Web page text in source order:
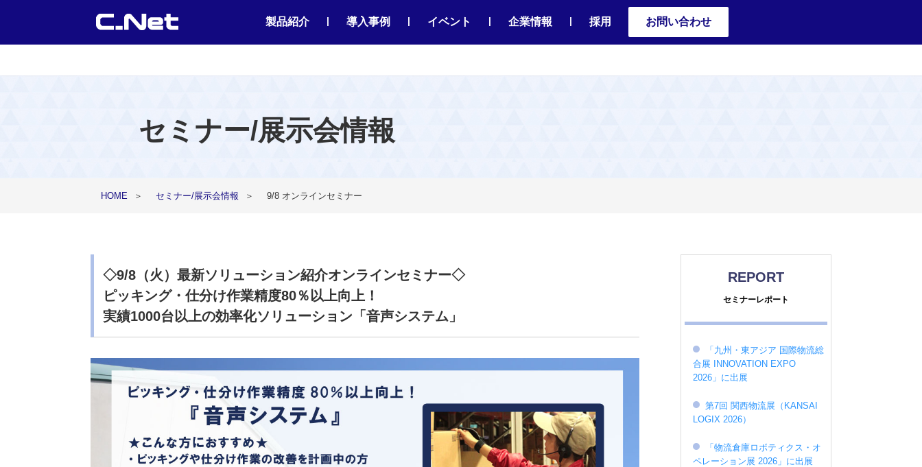
製品紹介 | 導入事例 | イベント | 企業情報 | 採用 お問い合わせ
セミナー/展示会情報
HOME ＞ セミナー/展示会情報 ＞ 9/8 オンラインセミナー
◇9/8（火）最新ソリューション紹介オンラインセミナー◇
ピッキング・仕分け作業精度80％以上向上！
実績1000台以上の効率化ソリューション「音声システム」
REPORT
セミナーレポート
「九州・東アジア 国際物流総
合展 INNOVATION EXPO
2026」に出展
第7回 関西物流展（KANSAI
LOGIX 2026）
「物流倉庫ロボティクス・オ
ペレーション展 2026」に出展